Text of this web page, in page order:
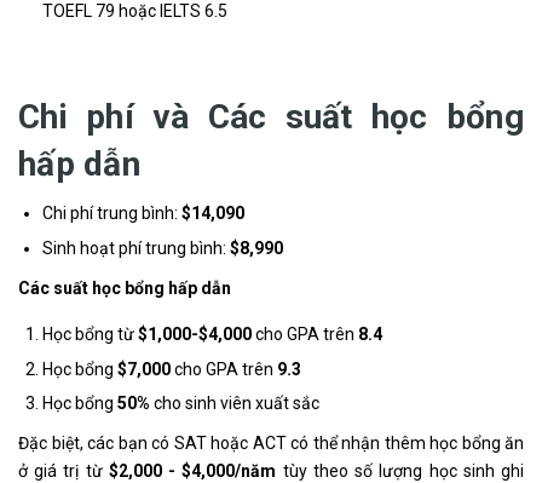
TOEFL 79 hoặc IELTS 6.5
Chi phí và Các suất học bổng
hấp dẫn
Chi phí trung bình: $14,090
Sinh hoạt phí trung bình: $8,990
Các suất học bổng hấp dẫn
Học bổng từ$1,000-$4,000cho GPA trên 8.4
Học bổng $7,000cho GPA trên 9.3
Học bổng 50% cho sinh viên xuất sắc
Đặc biệt, các bạn có SAT hoặc ACT có thể nhận thêm học bổng ăn
ở giá trị từ $2,000 - $4,000/năm tùy theo số lượng học sinh ghi